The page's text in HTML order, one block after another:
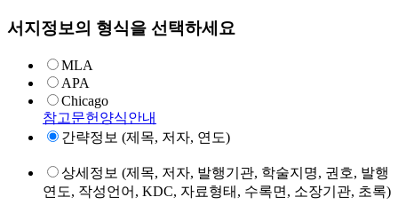
서지정보의 형식을 선택하세요
MLA
APA
Chicago
참고문헌양식안내
간략정보 (제목, 저자, 연도)
상세정보 (제목, 저자, 발행기관, 학술지명, 권호, 발행
연도, 작성언어, KDC, 자료형태, 수록면, 소장기관, 초록)